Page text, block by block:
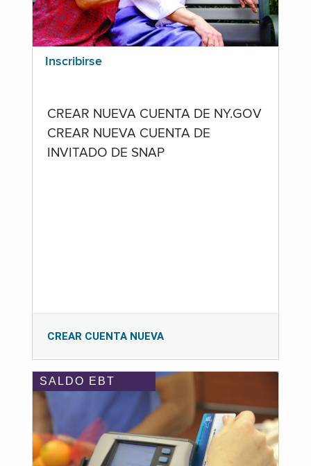
Inscribirse
CREAR NUEVA CUENTA DE NY.GOV
CREAR NUEVA CUENTA DE
INVITADO DE SNAP
CREAR CUENTA NUEVA
SALDO EBT